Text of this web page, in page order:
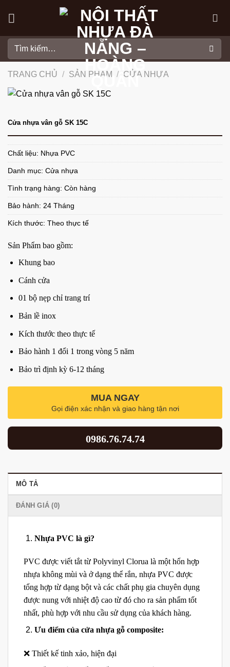
kiếm:
TRANG CHỦ / SẢN PHẨM / CỬA NHỰA
Cửa nhựa vân gỗ SK 15C
Chất liệu: Nhựa PVC
Danh mục: Cửa nhựa
Tình trạng hàng: Còn hàng
Bảo hành: 24 Tháng
Kích thước: Theo thực tế
Sản Phẩm bao gồm:
Khung bao
Cánh cửa
01 bộ nẹp chỉ trang trí
Bản lề inox
Kích thước theo thực tế
Bảo hành 1 đổi 1 trong vòng 5 năm
Bảo trì định kỳ 6-12 tháng
MUA NGAY
Gọi điện xác nhận và giao hàng tận nơi
0986.76.74.74
MÔ TẢ
ĐÁNH GIÁ (0)
Nhựa PVC là gì?
PVC được viết tắt từ Polyvinyl Clorua là một hổn hợp
nhựa không mùi và ở dạng thể rắn, nhựa PVC được
tổng hợp từ dạng bột và các chất phụ gia chuyên dụng
được nung với nhiệt độ cao từ đó cho ra sản phẩm tốt
nhất, phù hợp với nhu cầu sử dụng của khách hàng.
Ưu điểm của cửa nhựa gỗ composite:
❌ Thiết kế tinh xảo, hiện đại